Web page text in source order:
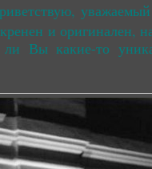
и оригинален,
Вы какие-то